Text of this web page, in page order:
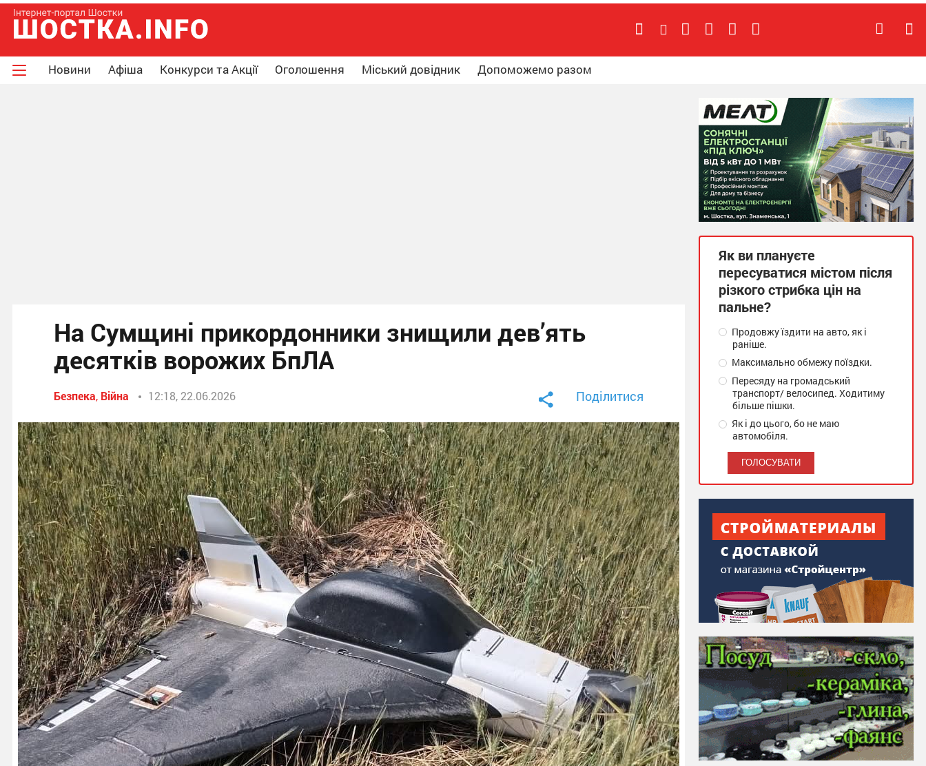
Новини Афіша Конкурси та Акції Оголошення Міський довідник Допоможемо разом
На Сумщині прикордонники знищили дев’ять
десятків ворожих БпЛА
Безпека, Війна 12:18, 22.06.2026 Поділитися
Як ви плануєте
пересуватися містом після
різкого стрибка цін на
пальне?
Продовжу їздити на авто, як і
раніше.
Максимально обмежу поїздки.
Пересяду на громадський
транспорт/ велосипед. Ходитиму
більше пішки.
Як і до цього, бо не маю
автомобіля.